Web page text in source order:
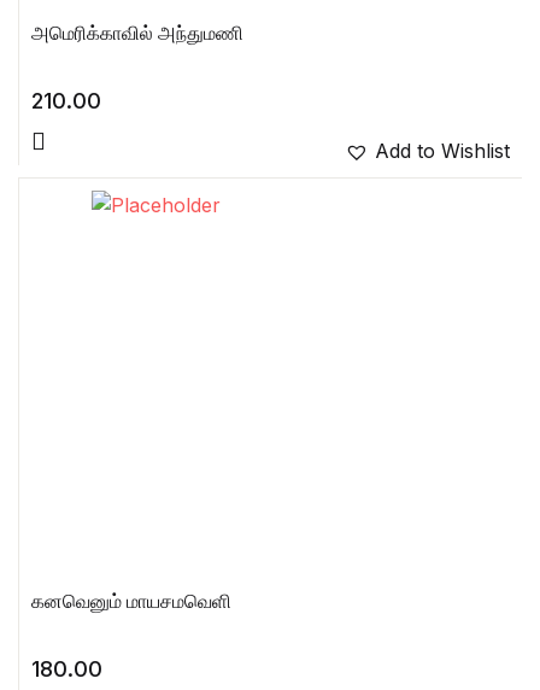
அமெரிக்காவில் அந்துமணி
210.00
Add to Wishlist
கனவெனும் மாயசமவெளி
180.00